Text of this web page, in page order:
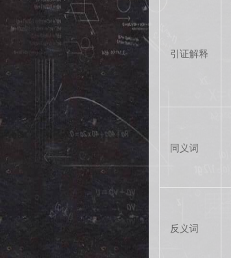
引证解释
同义词
反义词